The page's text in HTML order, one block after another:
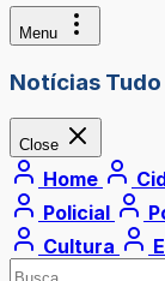
Menu
Notícias
Close
Home
Policial
Cultura